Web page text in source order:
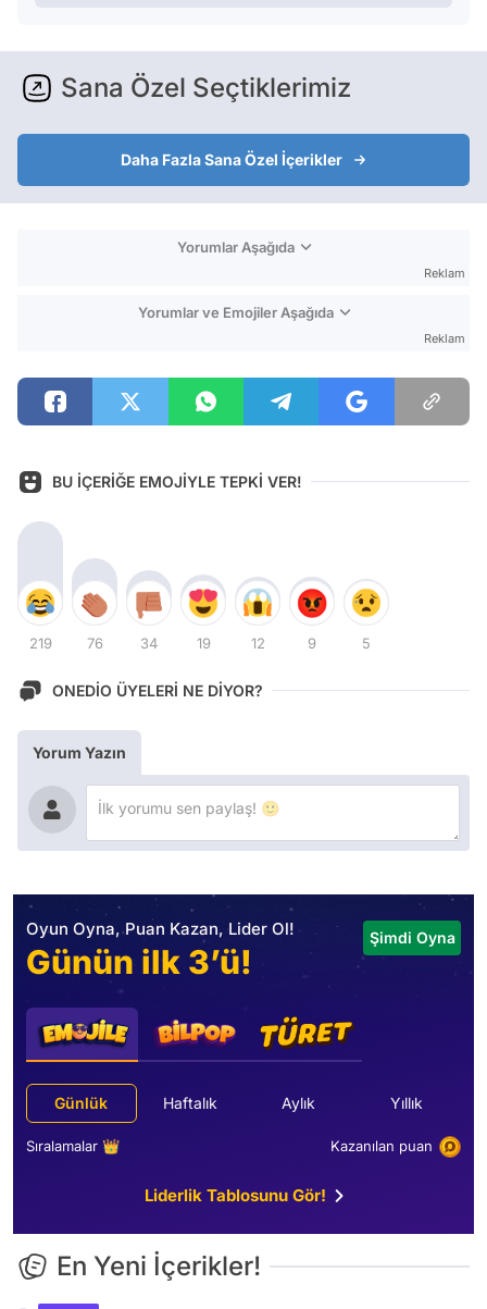
Sana Özel Seçtiklerimiz
Daha Fazla Sana Özel İçerikler
Yorumlar Aşağıda
Reklam
Yorumlar ve Emojiler Aşağıda
Reklam
BU İÇERİĞE EMOJİYLE TEPKİ VER!
219 76 34 19 12 9 5
ONEDİO ÜYELERİ NE DİYOR?
Yorum Yazın
Oyun Oyna, Puan Kazan, Lider Ol!
Günün ilk 3’ü!
Şimdi Oyna
Günlük Haftalık Aylık Yıllık
Sıralamalar 👑 Kazanılan puan
Liderlik Tablosunu Gör!
En Yeni İçerikler!